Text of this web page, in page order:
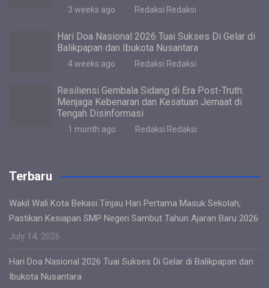
3 weeks ago Redaksi Redaksi
Hari Doa Nasional 2026 Tuai Sukses Di Gelar di
Balikpapan dan Ibukota Nusantara
4 weeks ago Redaksi Redaksi
Resiliensi Gembala Sidang di Era Post-Truth:
Menjaga Kebenaran dan Kesatuan Jemaat di
Tengah Disinformasi
1 month ago Redaksi Redaksi
Terbaru
Wakil Wali Kota Bekasi Tinjau Hari Pertama Masuk Sekolah,
Pastikan Kesiapan SMP Negeri Sambut Tahun Ajaran Baru 2026
July 14, 2026
Hari Doa Nasional 2026 Tuai Sukses Di Gelar di Balikpapan dan
Ibukota Nusantara